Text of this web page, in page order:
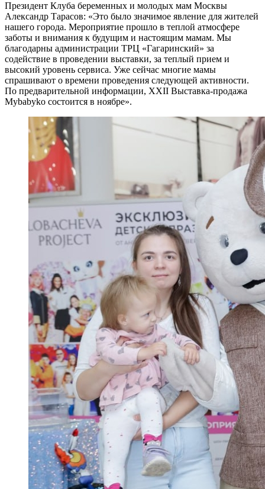
Президент Клуба беременных и молодых мам Москвы
Александр Тарасов: «Это было значимое явление для жителей
нашего города. Мероприятие прошло в теплой атмосфере
заботы и внимания к будущим и настоящим мамам. Мы
благодарны администрации ТРЦ «Гагаринский» за
содействие в проведении выставки, за теплый прием и
высокий уровень сервиса. Уже сейчас многие мамы
спрашивают о времени проведения следующей активности.
По предварительной информации, XXII Выставка-продажа
Mybabyko состоится в ноябре».